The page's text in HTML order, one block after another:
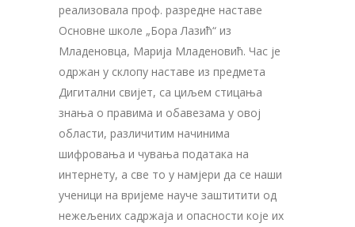
реализовала проф. разредне наставе
Основне школе „Бора Лазић“ из
Младеновца, Марија Младеновић. Час је
одржан у склопу наставе из предмета
Дигитални свијет, са циљем стицања
знања о правима и обавезама у овој
области, различитим начинима
шифровања и чувања података на
интернету, а све то у намјери да се наши
ученици на вријеме науче заштитити од
нежељених садржаја и опасности које их